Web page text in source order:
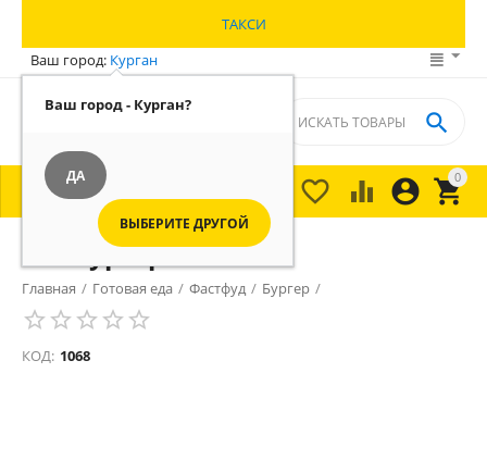
ТАКСИ
Ваш город: Курган
Ваш город - Курган?
ДА
ВЫБЕРИТЕ ДРУГОЙ
0


 

 МЕНЮ
Чизбургер
Главная / Готовая еда / Фастфуд / Бургер /
КОД: 1068